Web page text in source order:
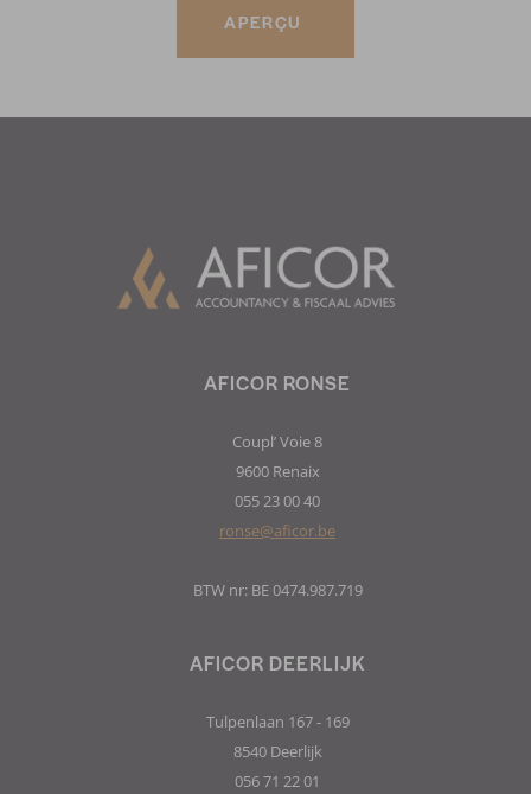
APERÇU
AFICOR DEERLIJK
Tulpenlaan 167 - 169
8540 Deerlijk
056 71 22 01
AFICOR RONSE
Coupl’ Voie 8
9600 Renaix
055 23 00 40
ronse@aficor.be
BTW nr: BE 0474.987.719